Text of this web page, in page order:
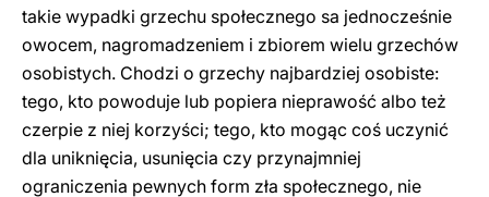
takie wypadki grzechu społecznego sa jednocześnie
owocem, nagromadzeniem i zbiorem wielu grzechów
osobistych. Chodzi o grzechy najbardziej osobiste:
tego, kto powoduje lub popiera nieprawość albo też
czerpie z niej korzyści; tego, kto mogąc coś uczynić
dla uniknięcia, usunięcia czy przynajmniej
ograniczenia pewnych form zła społecznego, nie